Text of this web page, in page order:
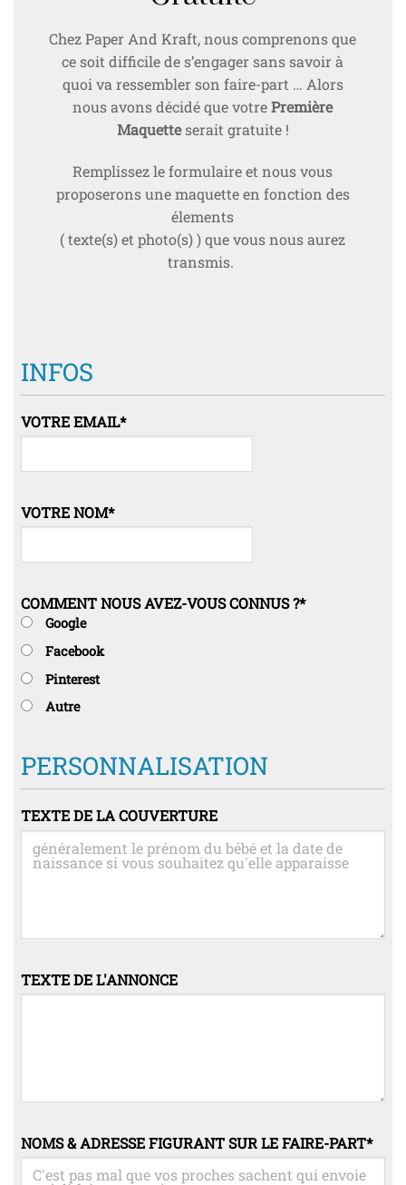
Chez Paper And Kraft, nous comprenons que
ce soit difficile de s’engager sans savoir à
quoi va ressembler son faire-part … Alors
nous avons décidé que votrePremière
Maquetteserait gratuite !
Remplissez le formulaire et nous vous
proposerons une maquette en fonction des
élements
( texte(s) et photo(s) ) que vous nous aurez
transmis.
INFOS
VOTRE EMAIL*
VOTRE NOM*
COMMENT NOUS AVEZ-VOUS CONNUS ?*
Google
Facebook
Pinterest
Autre
PERSONNALISATION
TEXTE DE LA COUVERTURE
TEXTE DE L'ANNONCE
NOMS & ADRESSE FIGURANT SUR LE FAIRE-PART*